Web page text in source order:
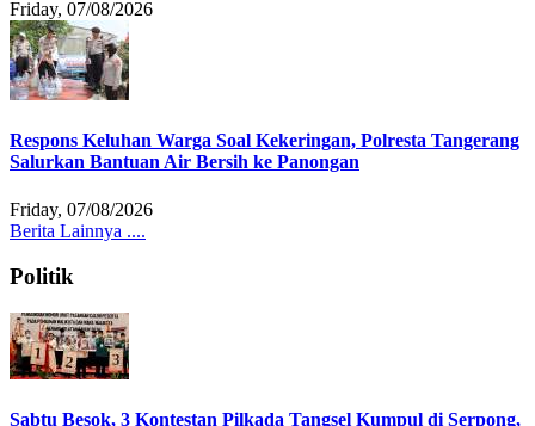
Friday, 07/08/2026
Respons Keluhan Warga Soal Kekeringan, Polresta Tangerang
Salurkan Bantuan Air Bersih ke Panongan
Friday, 07/08/2026
Berita Lainnya ....
Politik
Sabtu Besok, 3 Kontestan Pilkada Tangsel Kumpul di Serpong,